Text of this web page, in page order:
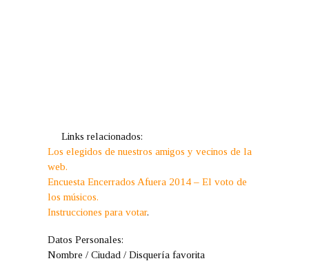
Links relacionados:
Los elegidos de nuestros amigos y vecinos de la
web.
Encuesta Encerrados Afuera 2014 – El voto de
los músicos.
Instrucciones para votar.
Datos Personales:
Nombre / Ciudad / Disquería favorita